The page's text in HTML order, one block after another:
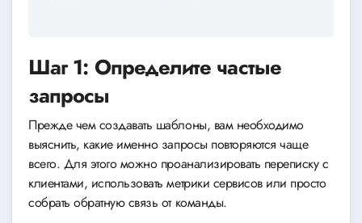
Шаг 1: Определите частые
запросы
Прежде чем создавать шаблоны, вам необходимо
выяснить, какие именно запросы повторяются чаще
всего. Для этого можно проанализировать переписку с
клиентами, использовать метрики сервисов или просто
собрать обратную связь от команды.